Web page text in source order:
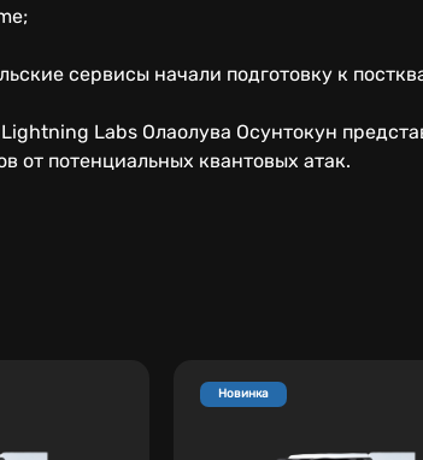
сервисы начали подготовку к
Labs Олаолува Осунтокун
от потенциальных квантовых атак.
Новинка